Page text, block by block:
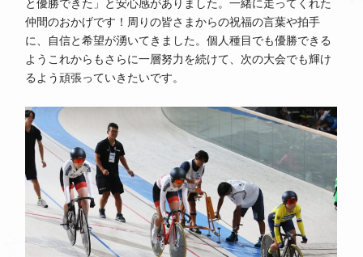
と優勝できた」と安心感がありました。一緒に走ってくれた
仲間のおかげです！周りの皆さまからの祝福の言葉や拍手
に、自信と希望が湧いてきました。個人種目でも優勝できる
ようこれからもさらに一層努力を続けて、次の大会でも輝け
るよう頑張っていきたいです。